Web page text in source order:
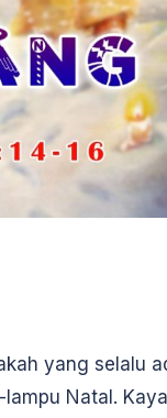
yang selalu
Natal.